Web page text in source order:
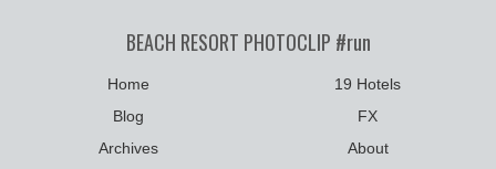
BEACH RESORT PHOTOCLIP #run
Home
19 Hotels
Blog
FX
Archives
About